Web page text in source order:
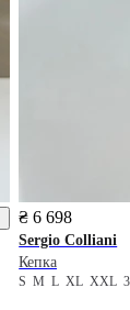
₴ 6 698
Sergio Colliani
Кепка
SMLXLXXL